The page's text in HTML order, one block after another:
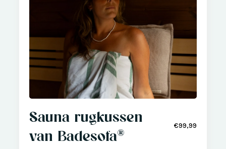
Sauna rugkussen
van Badesofa®
€99,99